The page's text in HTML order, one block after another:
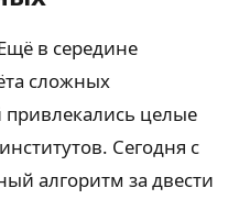
в середине
сложных
привлекались целые
Сегодня с
алгоритм за двести